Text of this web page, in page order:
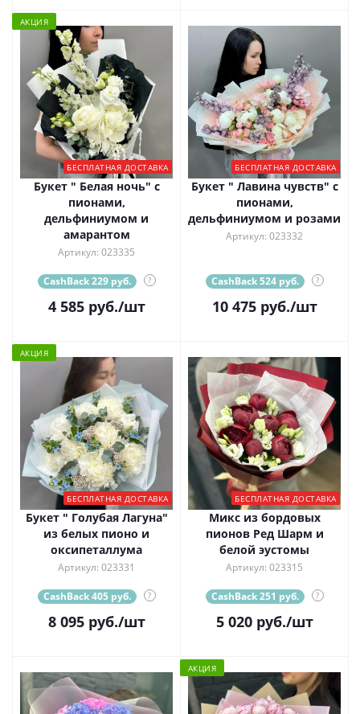
АКЦИЯ
БЕСПЛАТНАЯ ДОСТАВКА
Букет " Белая ночь" с
пионами,
дельфиниумом и
амарантом
Артикул: 023335
CashBack 229 руб. ?
4 585руб./шт
БЕСПЛАТНАЯ ДОСТАВКА
Букет " Лавина чувств" с
пионами,
дельфиниумом и розами
Артикул: 023332
CashBack 524 руб. ?
10 475руб./шт
АКЦИЯ
БЕСПЛАТНАЯ ДОСТАВКА
Букет " Голубая Лагуна"
из белых пионо и
оксипеталлума
Артикул: 023331
CashBack 405 руб. ?
8 095руб./шт
БЕСПЛАТНАЯ ДОСТАВКА
Микс из бордовых
пионов Ред Шарм и
белой эустомы
Артикул: 023315
CashBack 251 руб. ?
5 020руб./шт
АКЦИЯ